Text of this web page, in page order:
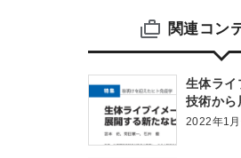
関連コン
生体ライ
技術から
ヒト免疫
2022年1